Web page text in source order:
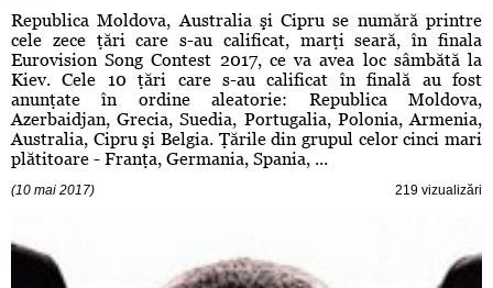
Republica Moldova, Australia şi Cipru se numără printre
cele zece ţări care s-au calificat, marţi seară, în finala
Eurovision Song Contest 2017, ce va avea loc sâmbătă la
Kiev. Cele 10 ţări care s-au calificat în finală au fost
anunţate în ordine aleatorie: Republica Moldova,
Azerbaidjan, Grecia, Suedia, Portugalia, Polonia, Armenia,
Australia, Cipru şi Belgia. Ţările din grupul celor cinci mari
plătitoare - Franţa, Germania, Spania, ...
(10 mai 2017) 219 vizualizări